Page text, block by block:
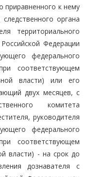
приравненного к нему
органа
территориального
Федерации
федерального
соответствующем
власти) или его
двух месяцев, с
комитета
руководителя
федерального
соответствующем
власти) - на срок до
дознавателя с